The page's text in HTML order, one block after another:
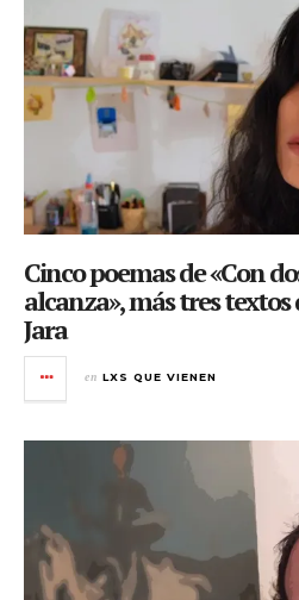
Cinco poemas de «Con
alcanza», más tres textos
Jara
en LXS QUE VIENEN